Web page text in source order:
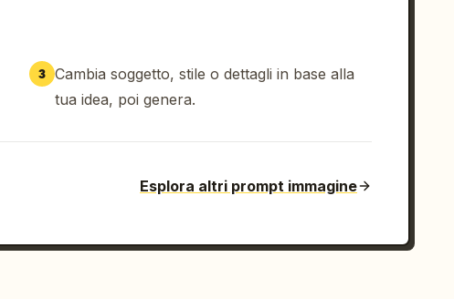
3 Cambia soggetto, stile o dettagli in base alla
tua idea, poi genera.
Esplora altri prompt immagine